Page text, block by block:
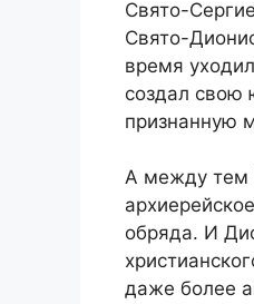
Свято-
Свято-
время
создал свою
признанную
А между тем
обряда. И
даже более